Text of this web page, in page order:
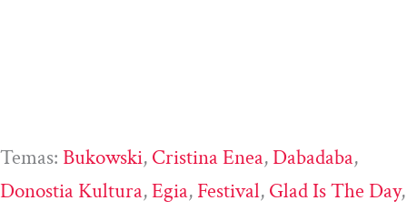
Temas: Bukowski, Cristina Enea, Dabadaba
Donostia Kultura, Egia, Festival, Glad Is The Day